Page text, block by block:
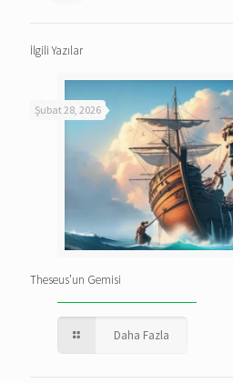
İlgili Yazılar
Şubat 28, 2026
Theseus’un Gemisi
Daha Fazla